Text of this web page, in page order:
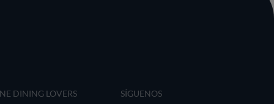
DINING LOVERS SÍGUENOS